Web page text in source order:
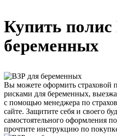
Купить
беременных
Вы можете оформить
рисками для беременных,
с помощью менеджера по
сайте. Защитите себя и своего
самостоятельного оформления
прочтите инструкцию по